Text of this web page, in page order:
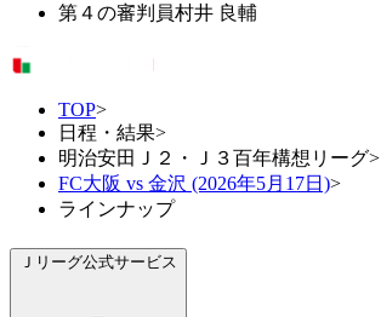
第４の審判員村井 良輔
TOP>
日程・結果>
明治安田Ｊ２・Ｊ３百年構想リーグ>
FC大阪 vs 金沢 (2026年5月17日)>
ラインナップ
Ｊリーグ公式サービス